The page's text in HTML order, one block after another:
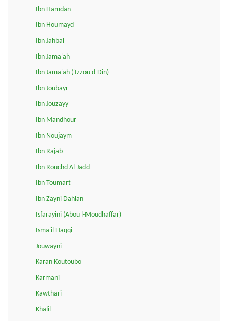
Ibn Hamdan
Ibn Houmayd
Ibn Jahbal
Ibn Jama'ah
Ibn Jama'ah ('Izzou d-Din)
Ibn Joubayr
Ibn Jouzayy
Ibn Mandhour
Ibn Noujaym
Ibn Rajab
Ibn Rouchd Al-Jadd
Ibn Toumart
Ibn Zayni Dahlan
Isfarayini (Abou l-Moudhaffar)
Isma'il Haqqi
Jouwayni
Karan Koutoubo
Karmani
Kawthari
Khalil